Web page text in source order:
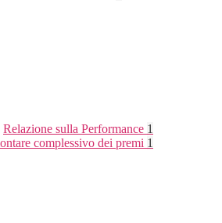
Relazione sulla Performance 1
complessivo dei premi 1